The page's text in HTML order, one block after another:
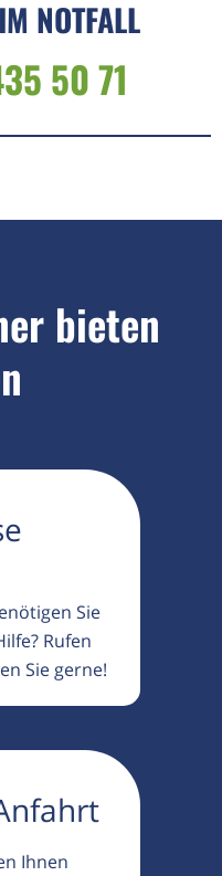
NOTFALL
50 71
bieten
Sie
Rufen
Sie gerne!
Ihnen